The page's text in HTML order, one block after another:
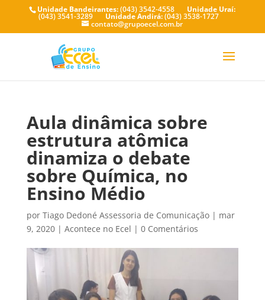
Unidade Bandeirantes:(043) 3542-4558 Unidade Uraí:
(043) 3541-3289 Unidade Andirá:(043) 3538-1727
contato@grupoecel.com.br
Aula dinâmica sobre
estrutura atômica
dinamiza o debate
sobre Química, no
Ensino Médio
por Tiago Dedoné Assessoria de Comunicação| mar
9, 2020| Acontece no Ecel | 0 Comentários